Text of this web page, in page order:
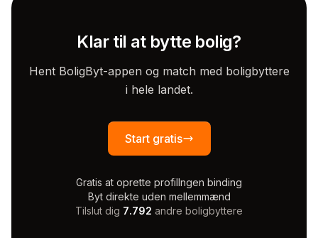
Klar til at bytte bolig?
Hent BoligByt-appen og match med boligbyttere
i hele landet.
Start gratis
Gratis at oprette profilIngen binding
Byt direkte uden mellemmænd
Tilslut dig 7.792 andre boligbyttere